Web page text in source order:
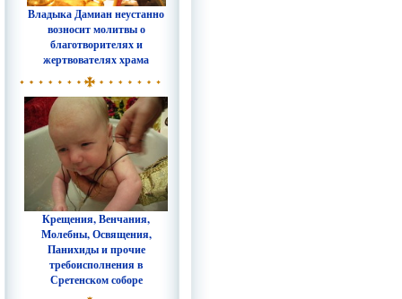
Владыка Дамиан неустанно
возносит молитвы о
благотворителях и
жертвователях храма
Крещения, Венчания,
Молебны, Освящения,
Панихиды и прочие
требоисполнения в
Сретенском соборе